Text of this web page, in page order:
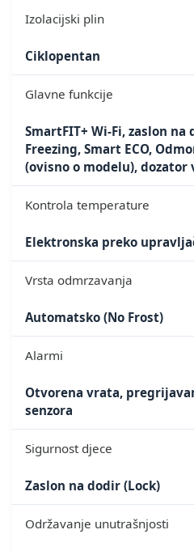
Izolacijski plin
Ciklopentan
Glavne funkcije
SmartFIT+ Wi-Fi, zaslon na
Freezing, Smart ECO,
(ovisno o modelu), dozator
Kontrola temperature
Elektronska preko
Vrsta odmrzavanja
Automatsko (No Frost)
Alarmi
Otvorena vrata,
senzora
Sigurnost djece
Zaslon na dodir (Lock)
Održavanje unutrašnjosti